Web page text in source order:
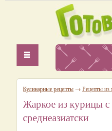
Кулинарные рецепты → Рецепты из
Жаркое из курицы
среднеазиатски